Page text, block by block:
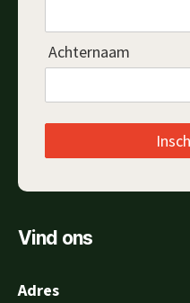
Achternaam
Vind ons
Adres